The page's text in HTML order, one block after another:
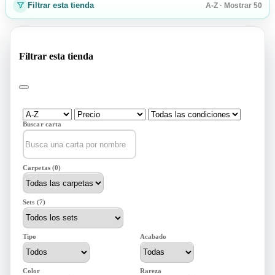
Filtrar esta tienda A-Z · Mostrar 50
Filtrar esta tienda
Buscar carta
Carpetas (0)
Sets (7)
Tipo Acabado
Color Rareza